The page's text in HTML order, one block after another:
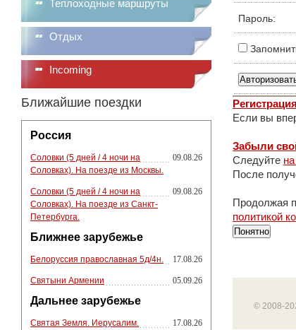
Теплоходные маршруты
Отдых
Incoming
Ближайшие поездки
Россия
Соловки (5 дней / 4 ночи на
Соловках). На поезде из Москвы.
09.08.26
Соловки (5 дней / 4 ночи на
Соловках). На поезде из Санкт-
Петербурга.
09.08.26
Ближнее зарубежье
Белоруссия православная 5д/4н. 17.08.26
Святыни Армении 05.09.26
Дальнее зарубежье
Святая Земля. Иерусалим.
17.08.26
Пароль:
Регистрация
Если вы
Забыли
Следуйте
После
Продолжая
политикой
Понятно
© 2008-